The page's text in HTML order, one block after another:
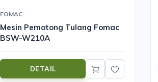
FOMAC
Mesin Pemotong Tulang Fomac
BSW-W210A
DETAIL